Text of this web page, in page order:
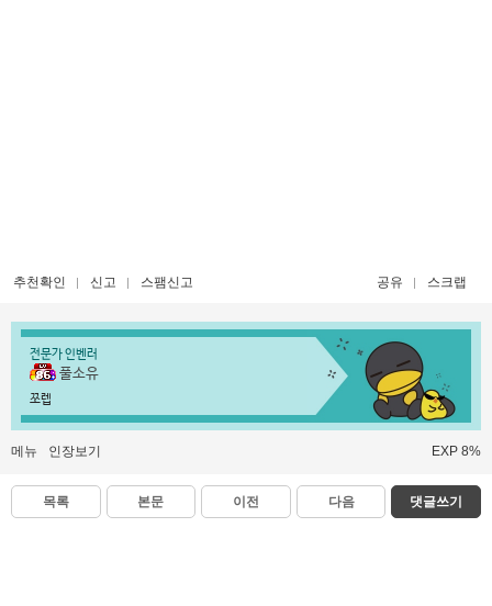
추천확인 신고 스팸신고 공유 스크랩
전문가 인벤러
풀소유
쪼렙
메뉴 인장보기 EXP 8%
목록 본문 이전 다음 댓글쓰기